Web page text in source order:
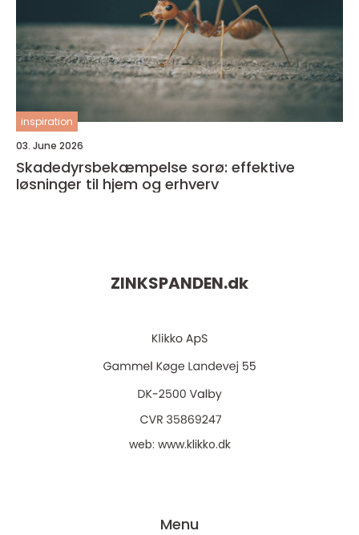
inspiration
03. June 2026
Skadedyrsbekæmpelse sorø: effektive
løsninger til hjem og erhverv
ZINKSPANDEN.dk
web: www.klikko.dk
Menu